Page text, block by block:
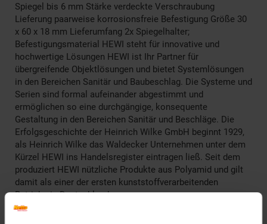
Spiegel bis 6 mm Stärke verdeckte Verschraubung
Lieferung paarweise korrosionsfreie Befestigung Größe 30
x 60 x 18 mm Lieferumfang 2x Spiegelhalter;
Befestigungsmaterial HEWI steht für innovative und
hochwertige Lösungen HEWI ist Ihr Partner für
übergreifende Objektlösungen und bietet Systemlösungen
in den Bereichen Sanitär und Baubeschlag. Die Systeme und
Serien sind formal aufeinander abgestimmt und
ermöglichen so eine durchgängige, konsequente
Gestaltung in den Bereichen Sanitär und Beschläge. Die
Erfolgsgeschichte der Heinrich Wilke GmbH beginnt 1929,
als Heinrich Wilke das Waldecker Unternehmen unter dem
Kürzel HEWI ins Handelsregister eintragen ließ. Seit dem
produziert HEWI nützliche Produkte aus Polyamid und gilt
damit als einer der ersten kunststoffverarbeitenden
Betriebe in Deutschland.